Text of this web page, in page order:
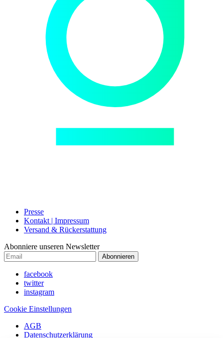
Presse
Kontakt | Impressum
Versand & Rückerstattung
Abonniere unseren Newsletter
Abonnieren
facebook
twitter
instagram
Cookie Einstellungen
AGB
Datenschutzerklärung